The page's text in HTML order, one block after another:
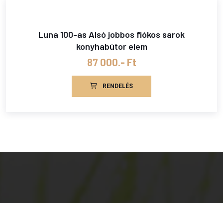
Luna 100-as Alsó jobbos fiókos sarok
konyhabútor elem
87 000.- Ft
RENDELÉS